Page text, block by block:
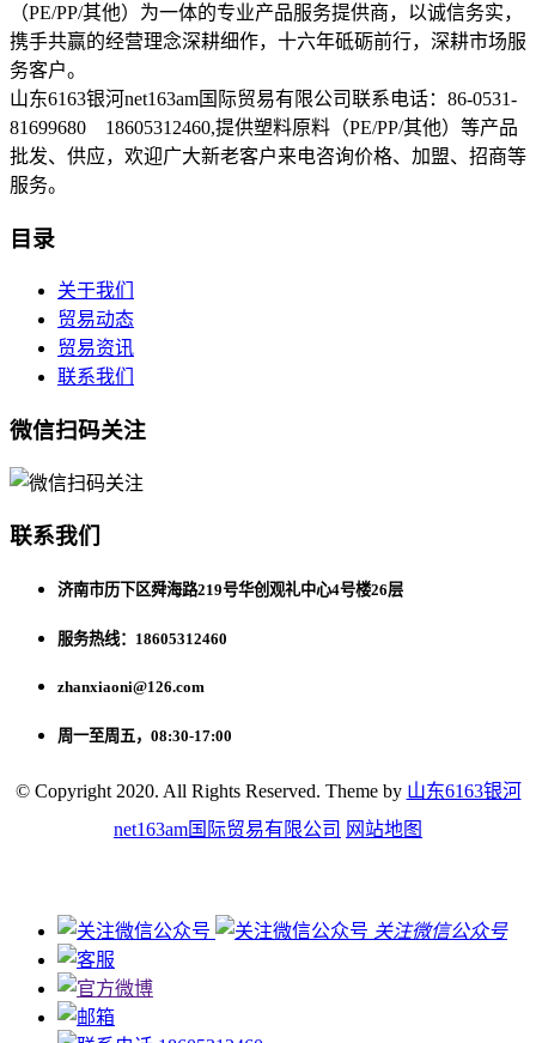
（PE/PP/其他）为一体的专业产品服务提供商，以诚信务实，
携手共赢的经营理念深耕细作，十六年砥砺前行，深耕市场服
务客户。
山东6163银河net163am国际贸易有限公司联系电话：86-0531-
81699680 18605312460,提供塑料原料（PE/PP/其他）等产品
批发、供应，欢迎广大新老客户来电咨询价格、加盟、招商等
服务。
目录
关于我们
贸易动态
贸易资讯
联系我们
微信扫码关注
联系我们
济南市历下区舜海路219号华创观礼中心4号楼26层
服务热线：18605312460
zhanxiaoni@126.com
周一至周五，08:30-17:00
© Copyright 2020. All Rights Reserved. Theme by 山东6163银河
net163am国际贸易有限公司 网站地图
关注微信公众号